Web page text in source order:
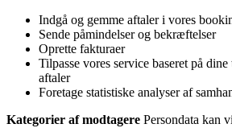
Indgå og gemme aftaler i vores
Sende påmindelser og bekræftelser
Oprette fakturaer
Tilpasse vores service baseret på
aftaler
Foretage statistiske analyser af
Kategorier af modtagere Persondata kan